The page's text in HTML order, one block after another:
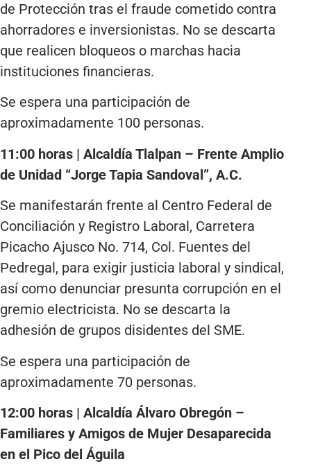
de Protección tras el fraude cometido contra
ahorradores e inversionistas. No se descarta
que realicen bloqueos o marchas hacia
instituciones financieras.
Se espera una participación de
aproximadamente 100 personas.
11:00 horas | Alcaldía Tlalpan – Frente Amplio
de Unidad “Jorge Tapia Sandoval”, A.C.
Se manifestarán frente al Centro Federal de
Conciliación y Registro Laboral, Carretera
Picacho Ajusco No. 714, Col. Fuentes del
Pedregal, para exigir justicia laboral y sindical,
así como denunciar presunta corrupción en el
gremio electricista. No se descarta la
adhesión de grupos disidentes del SME.
Se espera una participación de
aproximadamente 70 personas.
12:00 horas | Alcaldía Álvaro Obregón –
Familiares y Amigos de Mujer Desaparecida
en el Pico del Águila